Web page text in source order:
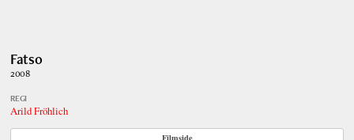
Fatso
2008
REGI
Arild Fröhlich
Filmside